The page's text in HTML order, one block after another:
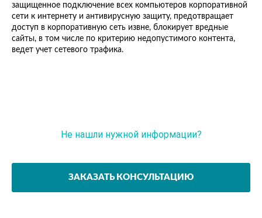
защищенное подключение всех компьютеров корпоративной
сети к интернету и антивирусную защиту, предотвращает
доступ в корпоративную сеть извне, блокирует вредные
сайты, в том числе по критерию недопустимого контента,
ведет учет сетевого трафика.
Не нашли нужной информации?
ЗАКАЗАТЬ КОНСУЛЬТАЦИЮ